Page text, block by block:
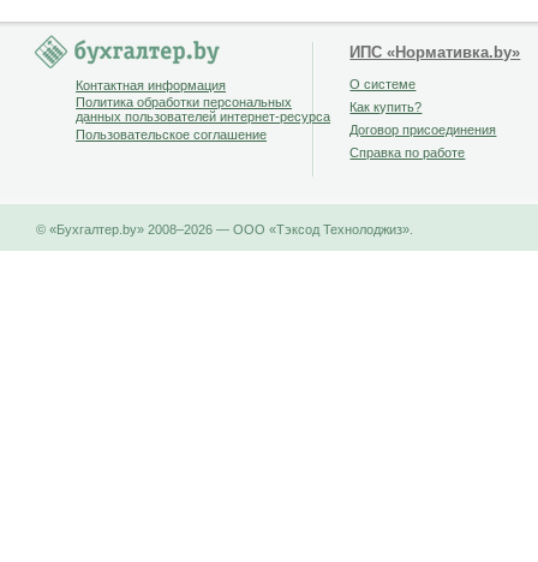
Контактная информация
Политика обработки персональных
данных пользователей интернет-ресурса
Пользовательское соглашение
ИПС «Нормативка.by»
О системе
Как купить?
Договор присоединения
Справка по работе
© «Бухгалтер.by» 2008–2026 — ООО «Тэксод Технолоджиз».